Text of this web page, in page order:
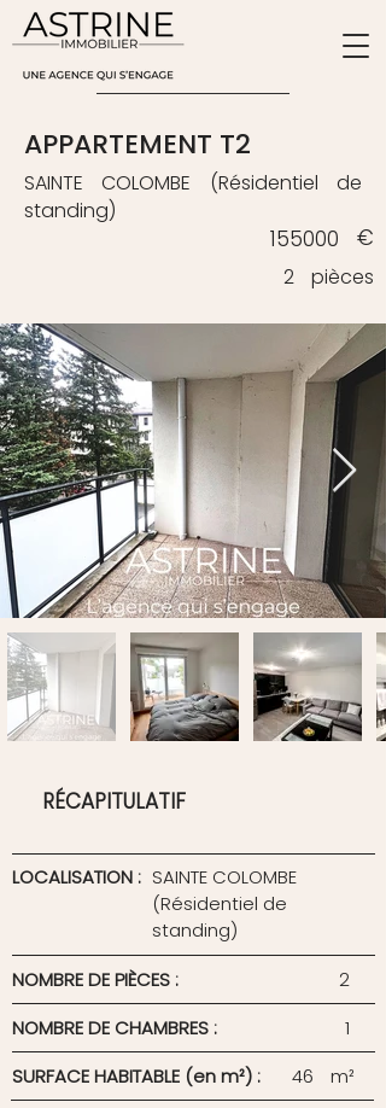
APPARTEMENT T2
SAINTE COLOMBE (Résidentiel de
standing)
155000 €
2 pièces
RÉCAPITULATIF
LOCALISATION : SAINTE COLOMBE
(Résidentiel de
standing)
NOMBRE DE PIÈCES :
2
NOMBRE DE CHAMBRES :
1
SURFACE HABITABLE (en m²) :
46
m²